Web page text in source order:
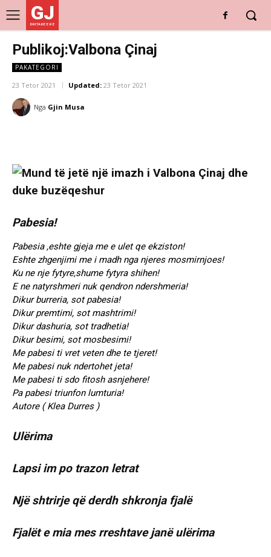
GJ
DRITARE E RE
Publikoj:Valbona Çinaj
PAKATEGORI
23 Tetor 2021 Updated: 23 Tetor 2021
Nga Gjin Musa
Pabesia!
Pabesia ,eshte gjeja me e ulet qe ekziston!
Eshte zhgenjimi me i madh nga njeres mosmirnjoes!
Ku ne nje fytyre,shume fytyra shihen!
E ne natyrshmeri nuk qendron ndershmeria!
Dikur burreria, sot pabesia!
Dikur premtimi, sot mashtrimi!
Dikur dashuria, sot tradhetia!
Dikur besimi, sot mosbesimi!
Me pabesi ti vret veten dhe te tjeret!
Me pabesi nuk ndertohet jeta!
Me pabesi ti sdo fitosh asnjehere!
Pa pabesi triunfon lumturia!
Autore ( Klea Durres )
Ulërima
Lapsi im po trazon letrat
Një shtrirje që derdh shkronja fjalë
Fjalët e mia mes rreshtave janë ulërima